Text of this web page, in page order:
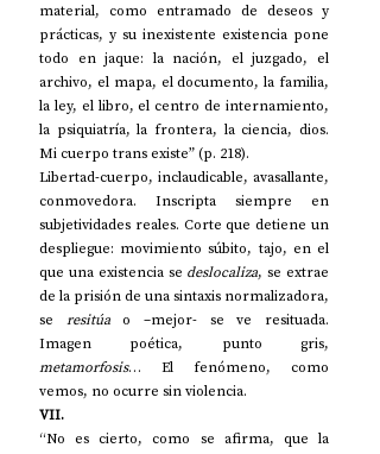
material, como entramado de deseos y
prácticas, y su inexistente existencia pone
todo en jaque: la nación, el juzgado, el
archivo, el mapa, el documento, la familia,
la ley, el libro, el centro de internamiento,
la psiquiatría, la frontera, la ciencia, dios.
Mi cuerpo trans existe” (p. 218).
Libertad-cuerpo, inclaudicable, avasallante,
conmovedora. Inscripta siempre en
subjetividades reales. Corte que detiene un
despliegue: movimiento súbito, tajo, en el
que una existencia se deslocaliza, se extrae
de la prisión de una sintaxis normalizadora,
se resitúa o –mejor- se ve resituada.
metamorfosis… El fenómeno, como
vemos, no ocurre sin violencia.
VII.